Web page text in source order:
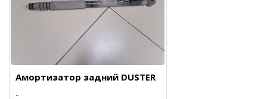
Амортизатор задний DUSTER
..